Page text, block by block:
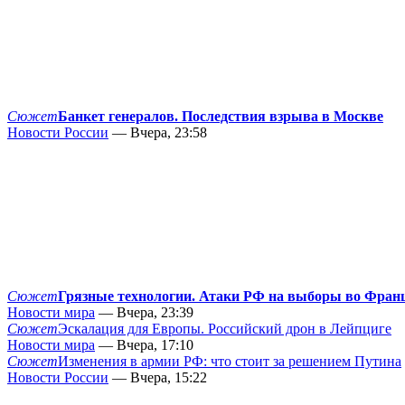
СюжетБанкет генералов. Последствия взрыва в Москве
Новости России — Вчера, 23:58
СюжетГрязные технологии. Атаки РФ на выборы во
Новости мира — Вчера, 23:39
СюжетЭскалация для Европы. Российский дрон в Лейпциге
Новости мира — Вчера, 17:10
СюжетИзменения в армии РФ: что стоит за решением Путина
Новости России — Вчера, 15:22